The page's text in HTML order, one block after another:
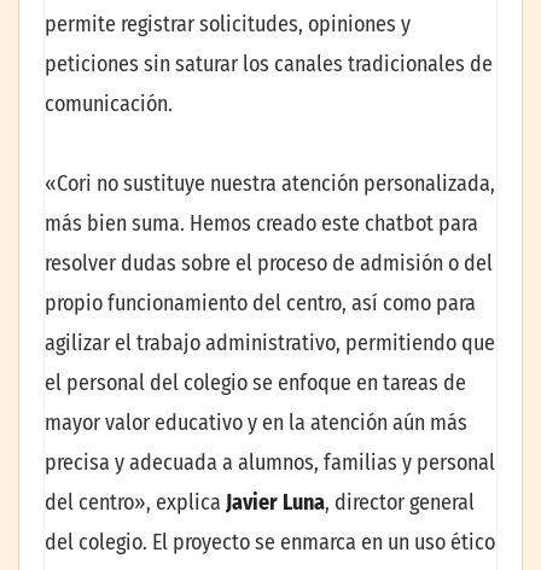
permite registrar solicitudes, opiniones y
peticiones sin saturar los canales tradicionales de
comunicación.
«Cori no sustituye nuestra atención personalizada,
más bien suma. Hemos creado este chatbot para
resolver dudas sobre el proceso de admisión o del
propio funcionamiento del centro, así como para
agilizar el trabajo administrativo, permitiendo que
el personal del colegio se enfoque en tareas de
mayor valor educativo y en la atención aún más
precisa y adecuada a alumnos, familias y personal
del centro», explica Javier Luna, director general
del colegio. El proyecto se enmarca en un uso ético